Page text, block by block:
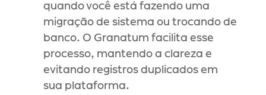
quando você está fazendo uma
migração de sistema ou trocando de
banco. O Granatum facilita esse
processo, mantendo a clareza e
evitando registros duplicados em
sua plataforma.